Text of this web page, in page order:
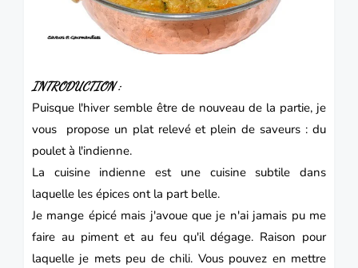
INTRODUCTION :
Puisque l'hiver semble être de nouveau de la partie, je
vous propose un plat relevé et plein de saveurs : du
poulet à l'indienne.
La cuisine indienne est une cuisine subtile dans
laquelle les épices ont la part belle.
Je mange épicé mais j'avoue que je n'ai jamais pu me
faire au piment et au feu qu'il dégage. Raison pour
laquelle je mets peu de chili. Vous pouvez en mettre